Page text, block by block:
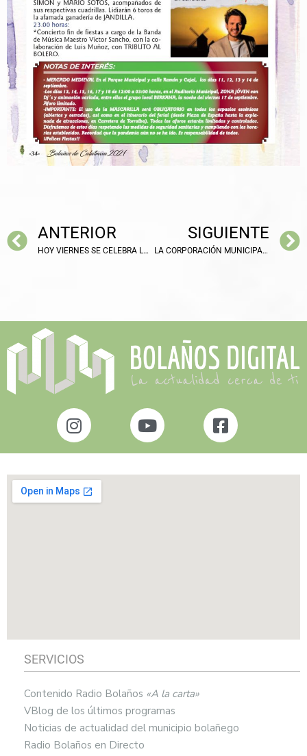
ANTERIOR
HOY VIERNES SE CELEBRA LA VI EDICIÓN DE LA «NOCHE BLANCA BOLAÑEGA»
SIGUIENTE
LA CORPORACIÓN MUNICIPAL RECIBE A LA PATRONA DE BOLAÑOS
SERVICIOS
Contenido Radio Bolaños «A la carta»
VBlog de los últimos programas
Noticias de actualidad del municipio bolañego
Radio Bolaños en Directo